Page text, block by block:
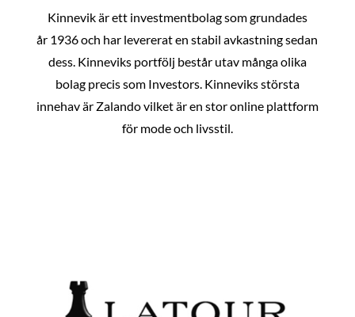
Kinnevik är ett investmentbolag som grundades
år 1936 och har levererat en stabil avkastning sedan
dess. Kinneviks portfölj består utav många olika
bolag precis som Investors. Kinneviks största
innehav är Zalando vilket är en stor online plattform
för mode och livsstil.